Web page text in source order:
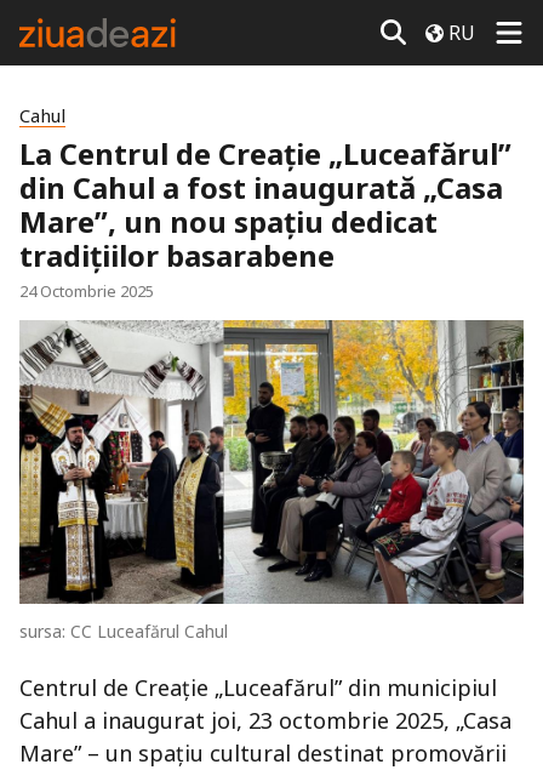
RU
Cahul
La Centrul de Creație „Luceafărul”
din Cahul a fost inaugurată „Casa
Mare”, un nou spațiu dedicat
tradițiilor basarabene
24 Octombrie 2025
sursa: CC Luceafărul Cahul
Centrul de Creație „Luceafărul” din municipiul
Cahul a inaugurat joi, 23 octombrie 2025, „Casa
Mare” – un spațiu cultural destinat promovării